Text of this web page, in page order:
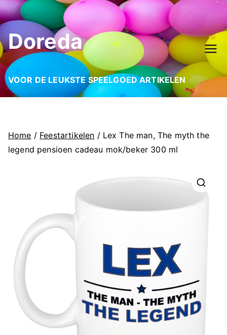
Ga
naar
de
inhoud
Doreda
VOOR DE LEUKSTE SPEELGOED ARTIKELEN
Home / Feestartikelen / Lex The man, The myth the
legend pensioen cadeau mok/beker 300 ml